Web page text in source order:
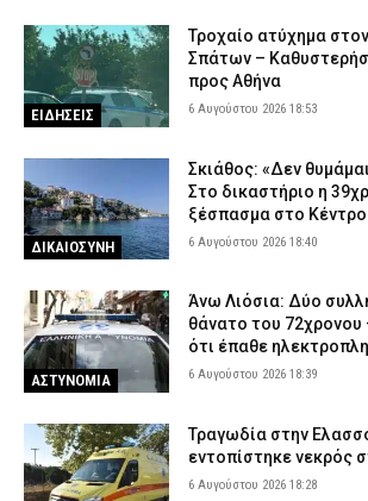
ΕΙΔΗΣΕΙΣ
Τροχαίο ατύχημα
Σπάτων –
προς Αθήνα
6 Αυγούστου 2026 18:53
ΔΙΚΑΙΟΣΥΝΗ
Σκιάθος: «Δεν
Στο δικαστήριο η
ξέσπασμα στο Κέντρο
6 Αυγούστου 2026 18:40
ΑΣΤΥΝΟΜΙΑ
Άνω Λιόσια: Δύο
θάνατο του 72χρονου
ότι έπαθε
6 Αυγούστου 2026 18:39
Τραγωδία στην
εντοπίστηκε νεκρός
6 Αυγούστου 2026 18:28